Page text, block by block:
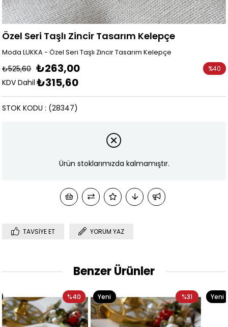
Özel Seri Taşlı Zincir Tasarım Kelepçe
Moda LUKKA - Özel Seri Taşlı Zincir Tasarım Kelepçe
₺525,60 ₺263,00
KDV Dahil ₺315,60
%40
(28347)
STOK KODU
Ürün stoklarımızda kalmamıştır.
TAVSIYE ET YORUM YAZ
Benzer Ürünler
%31
Yeni
Ürün
%31
Yeni
Ürün